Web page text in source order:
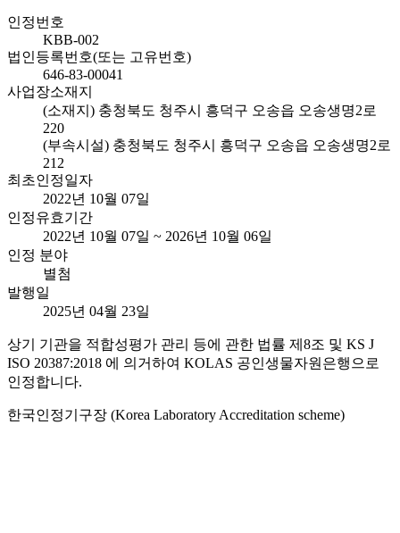
인정번호
KBB-002
법인등록번호(또는 고유번호)
646-83-00041
사업장소재지
(소재지) 충청북도 청주시 흥덕구 오송읍 오송생명2로
220
(부속시설) 충청북도 청주시 흥덕구 오송읍 오송생명2로
212
최초인정일자
2022년 10월 07일
인정유효기간
2022년 10월 07일 ~ 2026년 10월 06일
인정 분야
별첨
발행일
2025년 04월 23일
상기 기관을 적합성평가 관리 등에 관한 법률 제8조 및 KS J
ISO 20387:2018 에 의거하여 KOLAS 공인생물자원은행으로
인정합니다.
한국인정기구장 (Korea Laboratory Accreditation scheme)